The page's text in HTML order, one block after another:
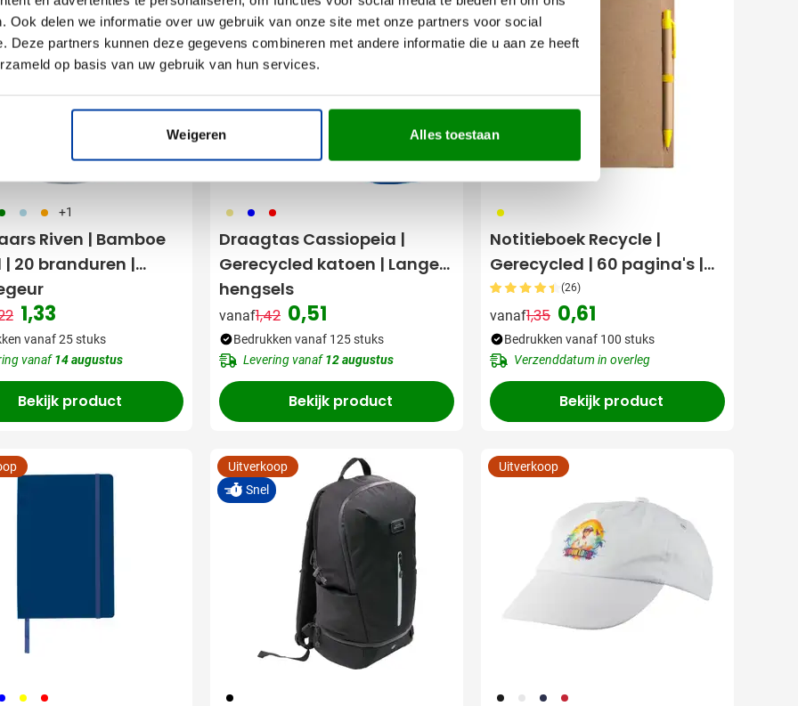
Ook delen we informatie over uw gebruik van onze site met onze partners voor social
Deze partners kunnen deze gegevens combineren met andere informatie die u aan ze heeft
op basis van uw gebruik van hun services.
Weigeren Alles toestaan
018 007 +1
Riven | Bamboe
| 20 branduren |
Normale prijs
1,33
vanaf 25 stuks
vanaf14 augustus
Bekijk product
013 005 008
Draagtas Cassiopeia |
Gerecycled katoen | Lange
hengsels
vanaf
Normale prijs
1,42 0,51
Snel
Bedrukken vanaf 125 stuks
Levering vanaf12 augustus
Bekijk product
006
Notitieboek Recycle |
Gerecycled | 60 pagina's |
Gelinieerd | Met pen
(26)
vanaf
Normale prijs
1,35 0,61
Bedrukken vanaf 100 stuks
Verzenddatum in overleg
Bekijk product
006 008 001
Uitverkoop
Snel
001 002 005 008
Uitverkoop